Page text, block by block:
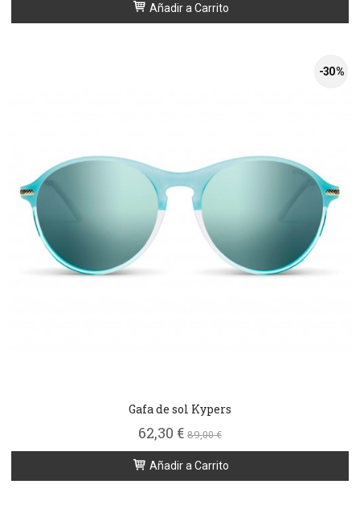
Añadir a Carrito
-30 %
Gafa de sol Kypers
62,30 € 89,00 €
Añadir a Carrito